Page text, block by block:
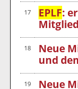
17 EPLF:
18 Neue
und
19 Neue